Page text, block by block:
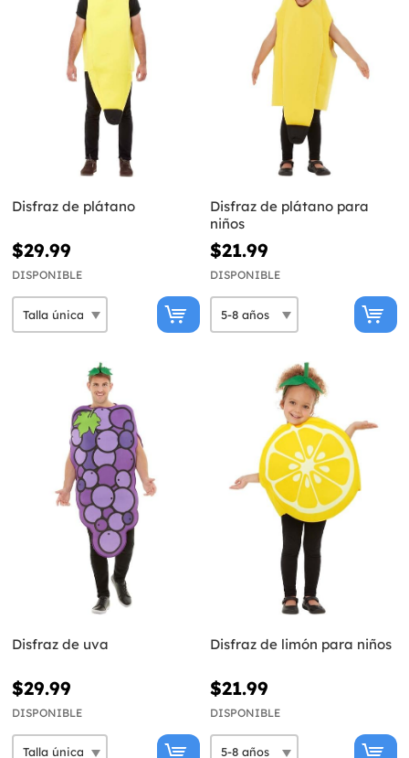
Disfraz de plátano
$29.99
DISPONIBLE
Disfraz de plátano para
niños
$21.99
DISPONIBLE
Disfraz de uva
$29.99
DISPONIBLE
Disfraz de limón para niños
$21.99
DISPONIBLE